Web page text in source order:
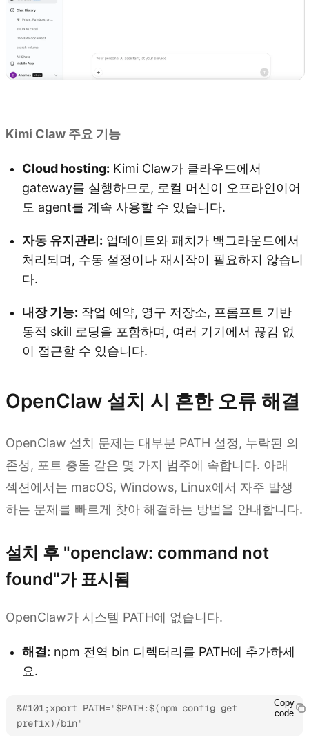
Kimi Claw 주요 기능
Cloud hosting: Kimi Claw가 클라우드에서
gateway를 실행하므로, 로컬 머신이 오프라인이어
도 agent를 계속 사용할 수 있습니다.
자동 유지관리: 업데이트와 패치가 백그라운드에서
처리되며, 수동 설정이나 재시작이 필요하지 않습니
다.
내장 기능: 작업 예약, 영구 저장소, 프롬프트 기반
동적 skill 로딩을 포함하며, 여러 기기에서 끊김 없
이 접근할 수 있습니다.
OpenClaw 설치 시 흔한 오류 해결
OpenClaw 설치 문제는 대부분 PATH 설정, 누락된 의
존성, 포트 충돌 같은 몇 가지 범주에 속합니다. 아래
섹션에서는 macOS, Windows, Linux에서 자주 발생
하는 문제를 빠르게 찾아 해결하는 방법을 안내합니다.
설치 후 "openclaw: command not
found"가 표시됨
OpenClaw가 시스템 PATH에 없습니다.
해결: npm 전역 bin 디렉터리를 PATH에 추가하세
요.
&#101;xport PATH="$PATH:$(npm config get
prefix)/bin"
Copy
code